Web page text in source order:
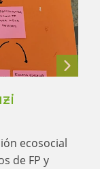
ecosocial
de FP y